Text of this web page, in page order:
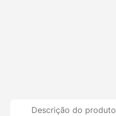
Descrição do produto